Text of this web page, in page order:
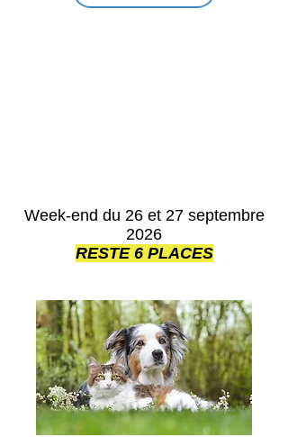
Week-end du 26 et 27 septembre
2026
RESTE 6 PLACES